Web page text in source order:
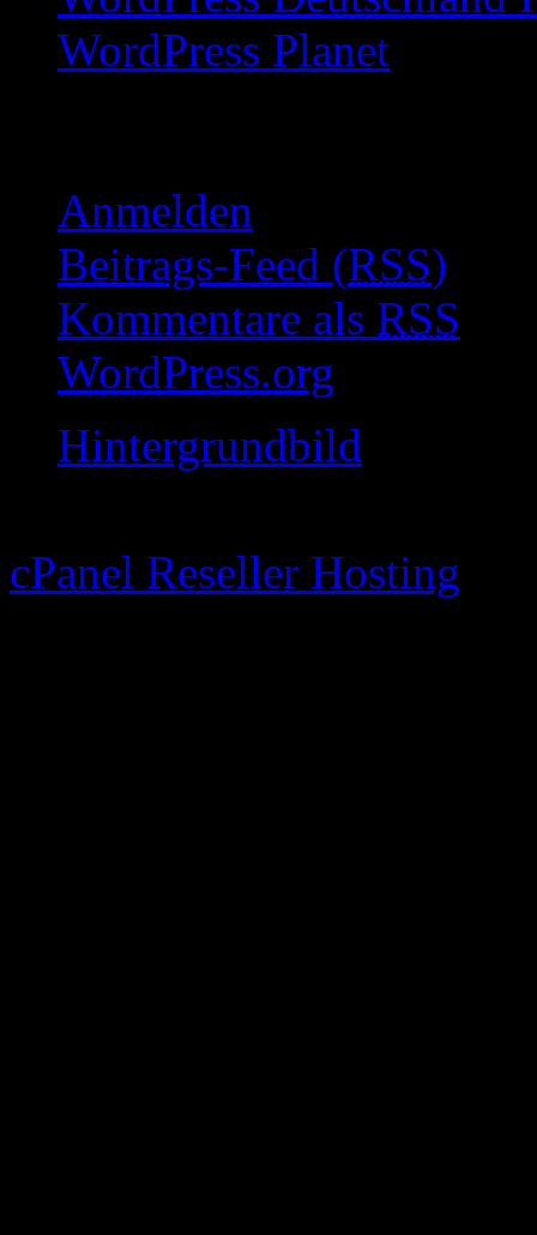
WordPress Planet
Anmelden
Beitrags-Feed (RSS)
Kommentare als RSS
WordPress.org
Hintergrundbild
cPanel Reseller Hosting